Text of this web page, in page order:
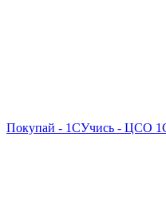
Покупай - 1СУчись - ЦСО